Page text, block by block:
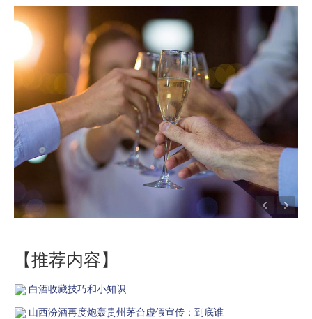
【推荐内容】
白酒收藏技巧和小知识
山西汾酒再度炮轰贵州茅台虚假宣传：到底谁